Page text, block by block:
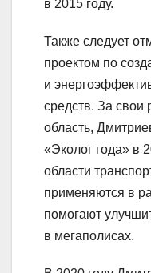
в 2015 году.
Также следует
проектом по
и
средств. За свои
область,
«Эколог года» в
области
применяются в
помогают
в мегаполисах.